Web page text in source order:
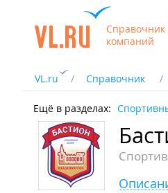
Справочник
компаний
VL.ru Справочник
Ещё в разделах: